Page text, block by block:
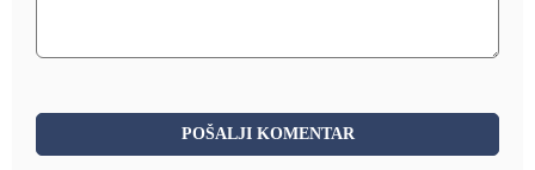
POŠALJI KOMENTAR